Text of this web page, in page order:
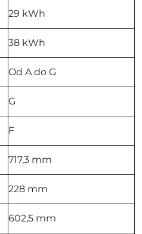
29 kWh
38 kWh
Od A do G
G
F
717,3 mm
228 mm
602,5 mm